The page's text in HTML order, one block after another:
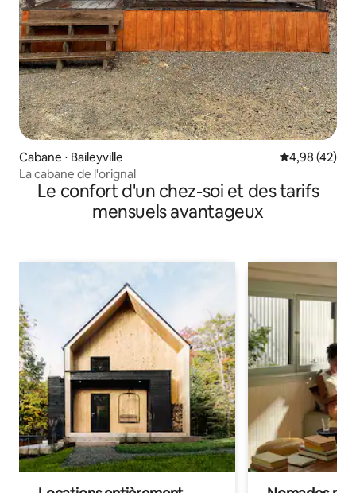
Cabane ⋅ Baileyville Évaluation
4,98 (42)
La cabane de l'orignal
Le confort d'un chez-soi et des tarifs
mensuels avantageux